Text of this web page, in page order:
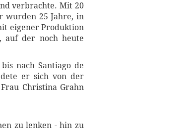
verbrachte. Mit 20
wurden 25 Jahre, in
eigener Produktion
auf der noch heute
nach Santiago de
er sich von der
Christina Grahn
zu lenken - hin zu